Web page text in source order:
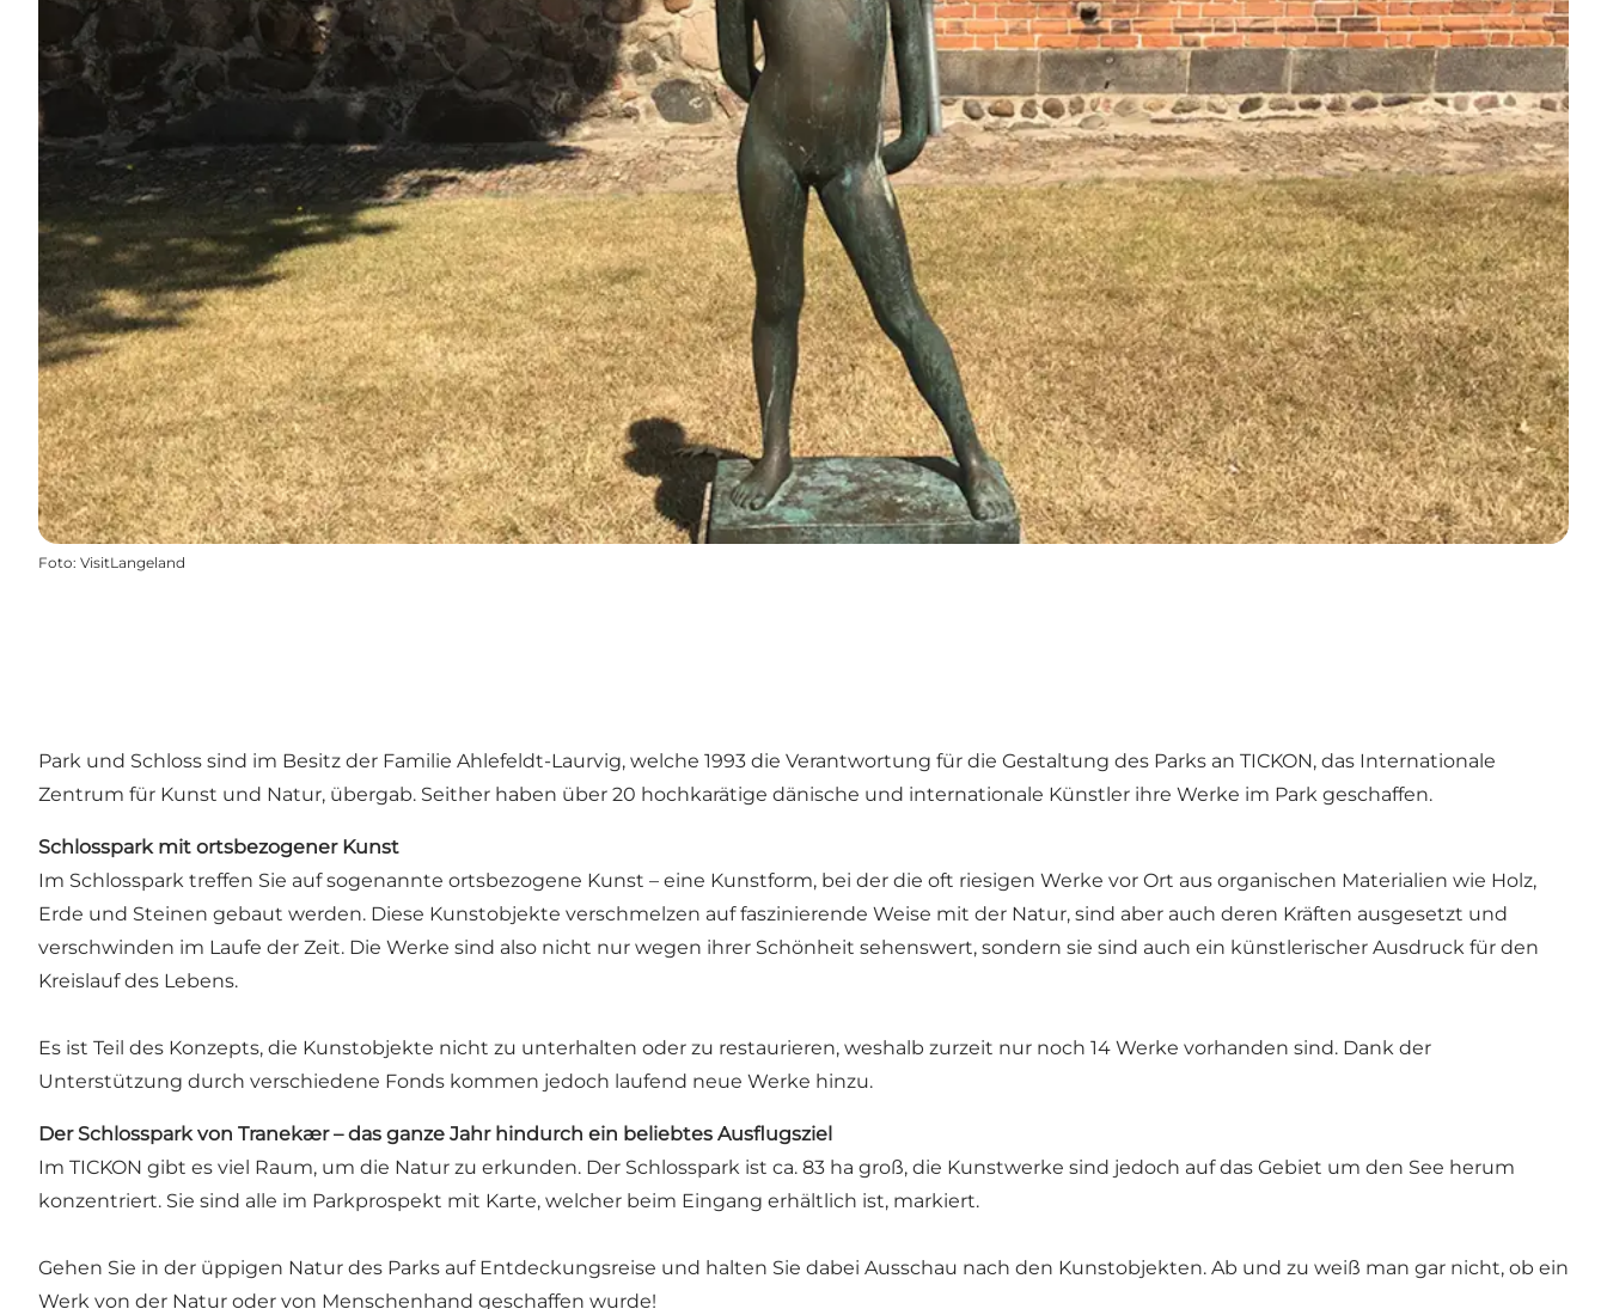
Foto: VisitLangeland
Park und Schloss sind im Besitz der Familie Ahlefeldt-Laurvig, welche 1993 die Verantwortung für die Gestaltung des Parks an TICKON, das Internationale
Zentrum für Kunst und Natur, übergab. Seither haben über 20 hochkarätige dänische und internationale Künstler ihre Werke im Park geschaffen.
Schlosspark mit ortsbezogener Kunst
Im Schlosspark treffen Sie auf sogenannte ortsbezogene Kunst – eine Kunstform, bei der die oft riesigen Werke vor Ort aus organischen Materialien wie Holz,
Erde und Steinen gebaut werden. Diese Kunstobjekte verschmelzen auf faszinierende Weise mit der Natur, sind aber auch deren Kräften ausgesetzt und
verschwinden im Laufe der Zeit. Die Werke sind also nicht nur wegen ihrer Schönheit sehenswert, sondern sie sind auch ein künstlerischer Ausdruck für den
Kreislauf des Lebens.
Es ist Teil des Konzepts, die Kunstobjekte nicht zu unterhalten oder zu restaurieren, weshalb zurzeit nur noch 14 Werke vorhanden sind. Dank der
Unterstützung durch verschiedene Fonds kommen jedoch laufend neue Werke hinzu.
Der Schlosspark von Tranekær – das ganze Jahr hindurch ein beliebtes Ausflugsziel
Im TICKON gibt es viel Raum, um die Natur zu erkunden. Der Schlosspark ist ca. 83 ha groß, die Kunstwerke sind jedoch auf das Gebiet um den See herum
konzentriert. Sie sind alle im Parkprospekt mit Karte, welcher beim Eingang erhältlich ist, markiert.
Gehen Sie in der üppigen Natur des Parks auf Entdeckungsreise und halten Sie dabei Ausschau nach den Kunstobjekten. Ab und zu weiß man gar nicht, ob ein
Werk von der Natur oder von Menschenhand geschaffen wurde!